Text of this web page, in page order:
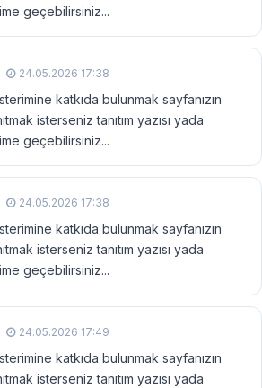
geçebilirsiniz...
24.05.2026 17:38
katkıda bulunmak sayfanızın
isterseniz tanıtım yazısı yada
geçebilirsiniz...
24.05.2026 17:38
katkıda bulunmak sayfanızın
isterseniz tanıtım yazısı yada
geçebilirsiniz...
24.05.2026 17:49
katkıda bulunmak sayfanızın
isterseniz tanıtım yazısı yada